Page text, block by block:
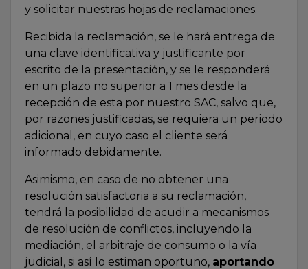
y solicitar nuestras hojas de reclamaciones.
Recibida la reclamación, se le hará entrega de
una clave identificativa y justificante por
escrito de la presentación, y se le responderá
en un plazo no superior a 1 mes desde la
recepción de esta por nuestro SAC, salvo que,
por razones justificadas, se requiera un periodo
adicional, en cuyo caso el cliente será
informado debidamente.
Asimismo, en caso de no obtener una
resolución satisfactoria a su reclamación,
tendrá la posibilidad de acudir a mecanismos
de resolución de conflictos, incluyendo la
mediación, el arbitraje de consumo o la vía
judicial, si así lo estiman oportuno, aportando